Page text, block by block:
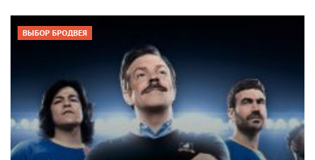
ВЫБОР БРОДВЕЯ